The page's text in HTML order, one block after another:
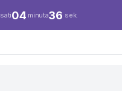
sati04 minuta35 sek.